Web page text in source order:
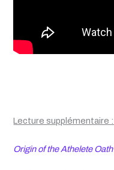
Lecture supplémentaire :
Origin of the Athelete Oath